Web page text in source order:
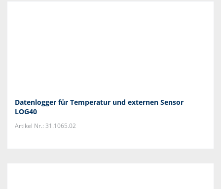
Datenlogger für Temperatur und externen Sensor
LOG40
Artikel Nr.: 31.1065.02